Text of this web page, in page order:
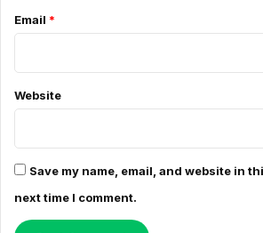
n
*
Email *
Website
Save my name, email, and website in
next time I comment.